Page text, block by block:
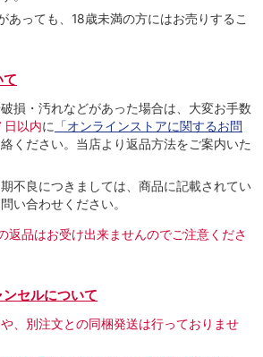
あっても、18歳未満の方にはお売りするこ
損・汚れなどがあった場合は、大変お手数
日以内に 「オンラインストアに関するお問
ください。当店より返品方法をご案内いた
不良につきましては、商品に記載されてい
い合わせください。
返品はお受け出来ませんのでご注意くださ
セルについて
、別注文との同梱発送は行っておりませ